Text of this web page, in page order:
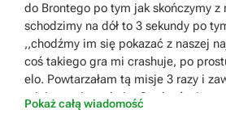
do Brontego po tym jak skończymy z
schodzimy na dół to 3 sekundy po
,,chodźmy im się pokazać z naszej
coś takiego gra mi crashuje, po
elo. Powtarzałam tą misje 3 razy i
miejscu mi crashuje. Czy ktoś wie co
Pokaż całą wiadomość